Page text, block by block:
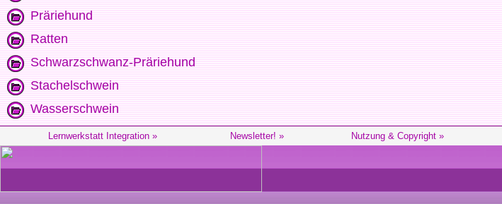
Präriehund
Ratten
Schwarzschwanz-Präriehund
Stachelschwein
Wasserschwein
Lernwerkstatt Integration » Newsletter! » Nutzung & Copyright »